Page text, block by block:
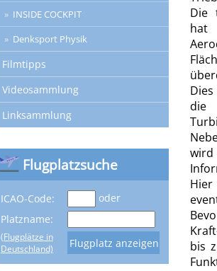
INSIDE COCKPIT
Denksport Physik
Filmtipps
Videosammlung
Linksammlung
Flugplatzsuche
ICAO-Code:
oder
Platzname:
(Flugplätze in
Deutschland)
Die
hat
Hier
bis